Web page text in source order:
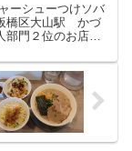
ーシューつけソバ
橋区大山駅 かづ
門２位のお店で
たっぷりの千切り
いつけ麺をいただ